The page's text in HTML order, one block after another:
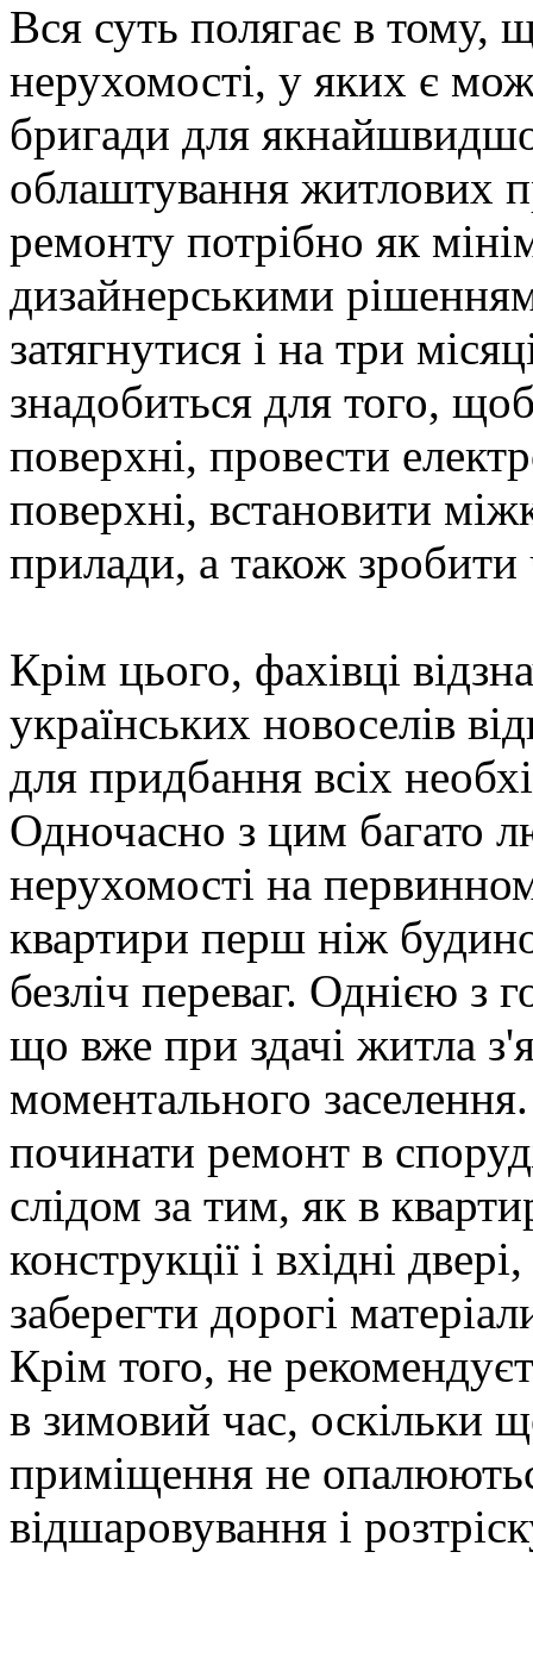
Вся суть полягає в тому,
нерухомості, у яких є
бригади для
облаштування житлових
ремонту потрібно як
дизайнерськими
затягнутися і на три
знадобиться для того,
поверхні, провести
поверхні, встановити
прилади, а також зробити
Крім цього, фахівці
українських новоселів
для придбання всіх
Одночасно з цим багато
нерухомості на
квартири перш ніж
безліч переваг. Однією з
що вже при здачі житла
моментального
починати ремонт в
слідом за тим, як в
конструкції і вхідні
заберегти дорогі
Крім того, не
в зимовий час, оскільки
приміщення не
відшаровування і